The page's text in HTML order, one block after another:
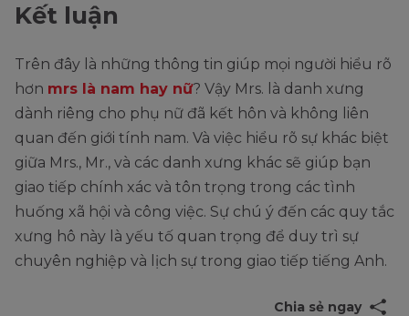
Kết luận
Trên đây là những thông tin giúp mọi người hiểu rõ
hơn mrs là nam hay nữ? Vậy Mrs. là danh xưng
dành riêng cho phụ nữ đã kết hôn và không liên
quan đến giới tính nam. Và việc hiểu rõ sự khác biệt
giữa Mrs., Mr., và các danh xưng khác sẽ giúp bạn
giao tiếp chính xác và tôn trọng trong các tình
huống xã hội và công việc. Sự chú ý đến các quy tắc
xưng hô này là yếu tố quan trọng để duy trì sự
chuyên nghiệp và lịch sự trong giao tiếp tiếng Anh.
Chia sẻ ngay